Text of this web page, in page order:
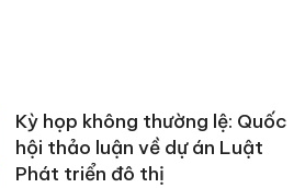
Kỳ họp không thường lệ: Quốc
hội thảo luận về dự án Luật
Phát triển đô thị